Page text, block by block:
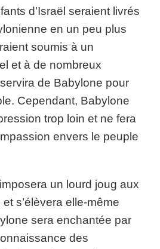
d’Israël seraient livrés
en un peu plus
soumis à un
et à de nombreux
de Babylone pour
Cependant, Babylone
trop loin et ne fera
envers le peuple
un lourd joug aux
s’élèvera elle-même
sera enchantée par
des